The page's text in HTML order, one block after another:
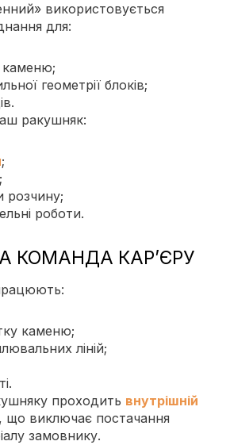
використовується
для:
каменю;
геометрії блоків;
ракушняк:
;
розчину;
роботи.
КОМАНДА КАР’ЄРУ
каменю;
ліній;
проходить внутрішній
, що виключає постачання
замовнику.